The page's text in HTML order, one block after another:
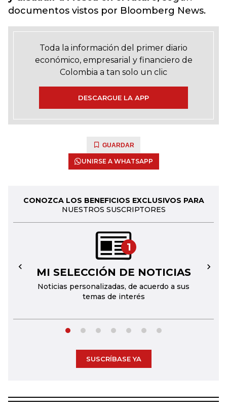
documentos vistos por Bloomberg News.
Toda la información del primer diario
económico, empresarial y financiero de
Colombia a tan solo un clic
DESCARGUE LA APP
GUARDAR
UNIRSE A WHATSAPP
CONOZCA LOS BENEFICIOS EXCLUSIVOS PARA
NUESTROS SUSCRIPTORES
1
MI SELECCIÓN DE NOTICIAS
Noticias personalizadas, de acuerdo a sus
temas de interés
← →
SUSCRÍBASE YA